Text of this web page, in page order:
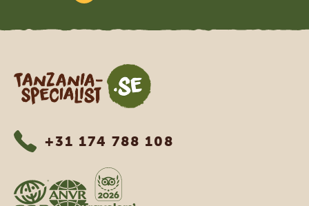
Tanzania Specialist
+31 174 788 108